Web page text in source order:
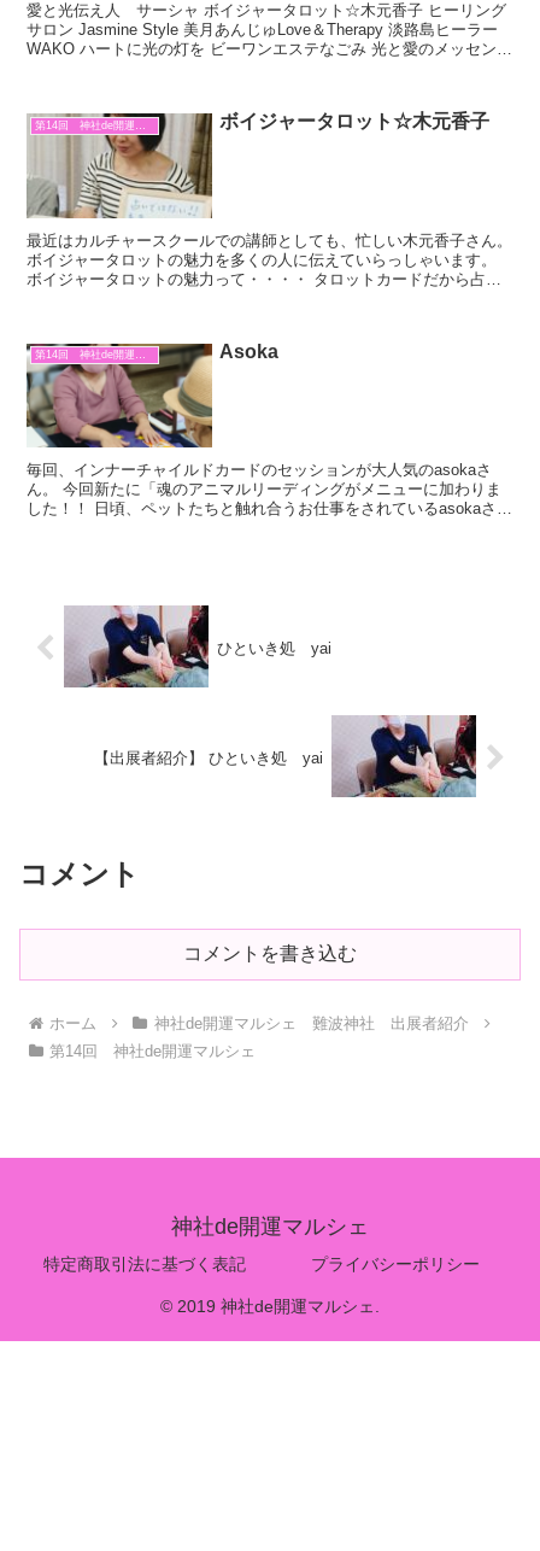
愛と光伝え人 サーシャ ボイジャータロット☆木元香子 ヒーリング
サロン Jasmine Style 美月あんじゅLove＆Therapy 淡路島ヒーラー
WAKO ハートに光の灯を ビーワンエステなごみ 光と愛のメッセンジ
第14回 神社de開運マルシェ ボイジャータロット☆木元香子
最近はカルチャースクールでの講師としても、忙しい木元香子さん。
ボイジャータロットの魅力を多くの人に伝えていらっしゃいます。
ボイジャータロットの魅力って・・・・ タロットカードだから占い
第14回 神社de開運マルシェ Asoka
毎回、インナーチャイルドカードのセッションが大人気のasokaさ
ん。 今回新たに「魂のアニマルリーディングがメニューに加わりま
した！！ 日頃、ペットたちと触れ合うお仕事をされているasokaさん
ひといき処 yai
【出展者紹介】 ひといき処 yai
コメント
コメントを書き込む
ホーム
神社de開運マルシェ 難波神社 出展者紹介
第14回 神社de開運マルシェ
神社de開運マルシェ
特定商取引法に基づく表記 プライバシーポリシー
© 2019 神社de開運マルシェ.